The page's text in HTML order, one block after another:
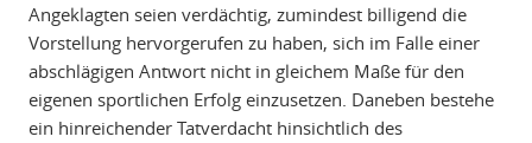
Angeklagten seien verdächtig, zumindest billigend die
Vorstellung hervorgerufen zu haben, sich im Falle einer
abschlägigen Antwort nicht in gleichem Maße für den
eigenen sportlichen Erfolg einzusetzen. Daneben bestehe
ein hinreichender Tatverdacht hinsichtlich des